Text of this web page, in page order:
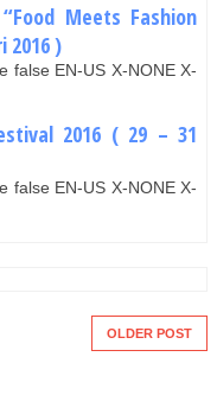
Meets Fashion
2016 )
false EN-US X-NONE X-
2016 ( 29 – 31
false EN-US X-NONE X-
OLDER POST